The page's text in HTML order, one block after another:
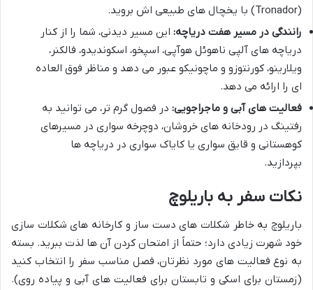
(Tronador) با یخچال های طبیعی اش بروید.
رانندگی در مسیر هفت دریاچه: این مسیر دیدنی، شما را از کنار
دریاچه های آلپی ناهوئل هوآپی، اسپخو، اسکوندیدو، فالکنر،
ویلارینو، کورنتوزو و ماچونیکو عبور می دهد و مناظر فوق العاده
ای را ارائه می دهد.
فعالیت های آبی و ماجراجویی: در فصول گرم تر، می توانید به
رفتینگ در رودخانه های خروشان، دوچرخه سواری در مسیرهای
کوهستانی و قایق سواری یا کایاک سواری در دریاچه ها
بپردازید.
نکات سفر به باریلوچ
باریلوچ به خاطر شکلات های دست ساز و کارخانه های شکلات سازی
خود شهرت زیادی دارد؛ حتماً از امتحان کردن آن ها لذت ببرید. بسته
به نوع فعالیت های مورد نظرتان، فصل مناسب سفر را انتخاب کنید
(زمستان برای اسکی و تابستان برای فعالیت های آبی و پیاده روی).